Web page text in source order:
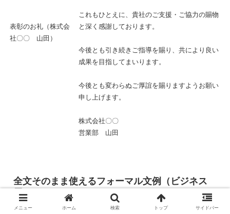
表彰のお礼（株式会
社〇〇 山田）
これもひとえに、貴社のご支援・ご協力の賜物
と深く感謝しております。
今後とも引き続きご指導を賜り、共により良い
成果を目指してまいります。
今後とも変わらぬご厚誼を賜りますようお願い
申し上げます。
株式会社〇〇
営業部 山田
全文そのまま使えるフォーマル文例（ビジネス
用）
メニュー ホーム 検索 トップ サイドバー